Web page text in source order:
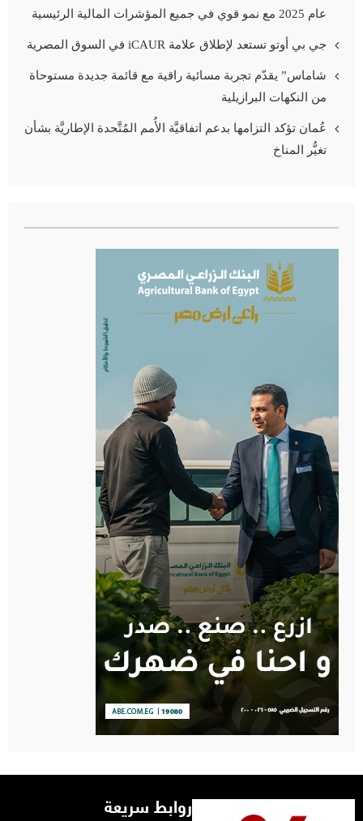
عام 2025 مع نمو قوي في جميع المؤشرات المالية الرئيسية
جي بي أوتو تستعد لإطلاق علامة iCAUR في السوق المصرية
شاماس” يقدّم تجربة مسائية راقية مع قائمة جديدة مستوحاة
من النكهات البرازيلية
عُمان تؤكد التزامها بدعم اتفاقيَّة الأُمم المُتَّحدة الإطاريَّة بشأن
تغيُّر المناخ
روابط سريعة